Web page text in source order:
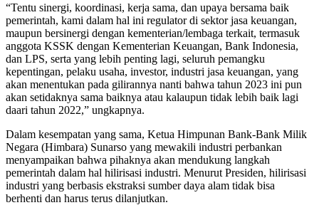
“Tentu sinergi, koordinasi, kerja sama, dan upaya bersama baik
pemerintah, kami dalam hal ini regulator di sektor jasa keuangan,
maupun bersinergi dengan kementerian/lembaga terkait, termasuk
anggota KSSK dengan Kementerian Keuangan, Bank Indonesia,
dan LPS, serta yang lebih penting lagi, seluruh pemangku
kepentingan, pelaku usaha, investor, industri jasa keuangan, yang
akan menentukan pada gilirannya nanti bahwa tahun 2023 ini pun
akan setidaknya sama baiknya atau kalaupun tidak lebih baik lagi
daari tahun 2022,” ungkapnya.
Dalam kesempatan yang sama, Ketua Himpunan Bank-Bank Milik
Negara (Himbara) Sunarso yang mewakili industri perbankan
menyampaikan bahwa pihaknya akan mendukung langkah
pemerintah dalam hal hilirisasi industri. Menurut Presiden, hilirisasi
industri yang berbasis ekstraksi sumber daya alam tidak bisa
berhenti dan harus terus dilanjutkan.